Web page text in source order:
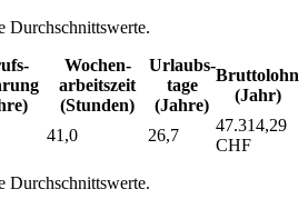
Durchschnittswerte.
Wochen­
arbeitszeit
(Stunden)
Urlaubs­
tage
(Jahre)
Bruttolohn
(Jahr)
41,0 26,7
47.314,29
CHF
Durchschnittswerte.